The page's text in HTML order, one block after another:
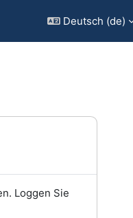
Deutsch ‎(de)‎
Loggen Sie